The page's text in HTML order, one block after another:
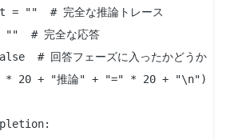
= ""  # 完全な推論トレース
""  # 完全な応答
# 回答フェーズに入ったかどうか
20 + "推論" + "=" * 20 + "\n")